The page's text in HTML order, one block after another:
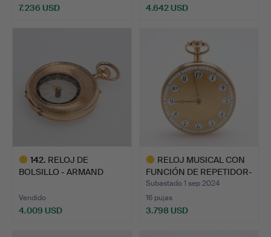
7.236 USD
4.642 USD
142. RELOJ DE
BOLSILLO - ARMAND
Vendido
4.009 USD
RELOJ MUSICAL CON
FUNCIÓN DE REPETIDOR-
COM…
Subastado 1 sep 2024
16 pujas
3.798 USD